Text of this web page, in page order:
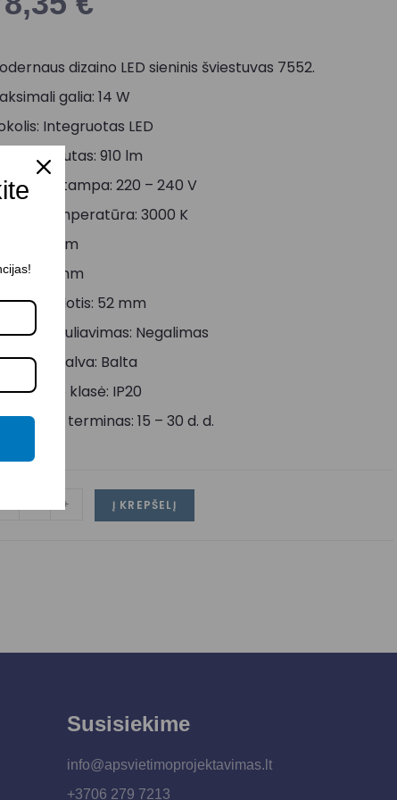
dizaino LED sieninis šviestuvas 7552.
galia: 14 W
Integruotas LED
srautas: 910 lm
įtampa: 220 – 240 V
temperatūra: 3000 K
640 mm
215 mm
plotis: 52 mm
reguliavimas: Negalimas
spalva: Balta
klasė: IP20
terminas: 15 – 30 d. d.
+ Į KREPŠELĮ
Susisiekime
info@apsvietimoprojektavimas.lt
+3706 279 7213